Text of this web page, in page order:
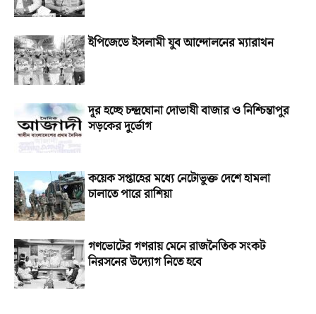
ইপিজেডে ইসলামী যুব আন্দোলনের ম্যারাথন
দূর হচ্ছে চন্দ্রঘোনা দোভাষী বাজার ও নিশ্চিন্তাপুর
সড়কের দুর্ভোগ
কয়েক সপ্তাহের মধ্যে নেটোভুক্ত দেশে হামলা
চালাতে পারে রাশিয়া
গণভোটের গণরায় মেনে রাজনৈতিক সংকট
নিরসনের উদ্যোগ নিতে হবে